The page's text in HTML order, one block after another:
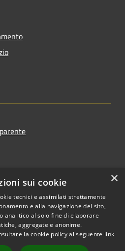
Copyright © 2026 • Comune di
Casale Cremasco-Vidolasco •
×
sui cookie
tecnici e assimilati strettamente
e alla navigazione del sito,
analitico al solo fine di elaborare
aggregate e anonime.
la cookie policy al seguente link